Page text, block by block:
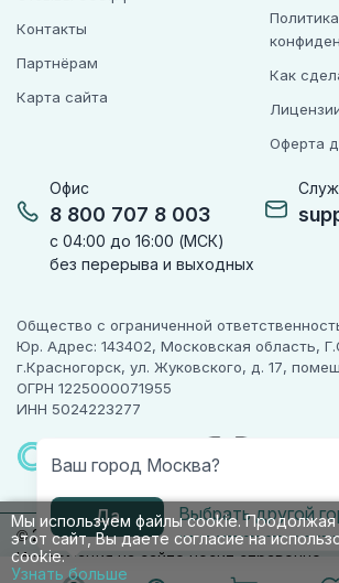
Ваш город Москва?
Да Выбрать другой
Мы используем файлы cookie. Продолжая
этот сайт, Вы даете согласие на
cookie.
Узнать больше
Офис
8 800 707 8 003
с 04:00 до 16:00 (МСК)
без перерыва и выходных
Контакты
Партнёрам
Карта сайта
Политика
Как
Оферта
Общество с ограниченной
Юр. Адрес: 143402, Московская область,
г.Красногорск, ул. Жуковского, д. 17,
ОГРН 1225000071955
ИНН 5024223277
© 2010-2026 009.РФ. Все права
Информация на сайте носит справочно-